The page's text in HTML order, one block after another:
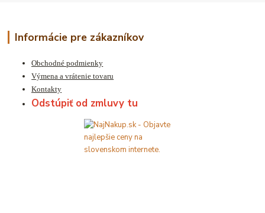
Informácie pre zákazníkov
Obchodné podmienky
Výmena a vrátenie tovaru
Kontakty
Odstúpiť od zmluvy tu